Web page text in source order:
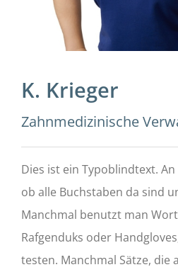
K. Krieger
Zahnmedizinische
Dies ist ein Typoblindtext.
ob alle Buchstaben da sind
Manchmal benutzt man
Rafgenduks oder
testen. Manchmal Sätze, die